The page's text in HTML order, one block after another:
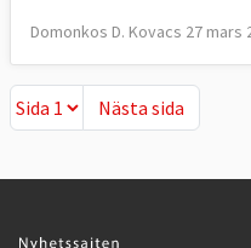
Domonkos D. Kovacs 27 mars
Nästa sida
Nästa sida